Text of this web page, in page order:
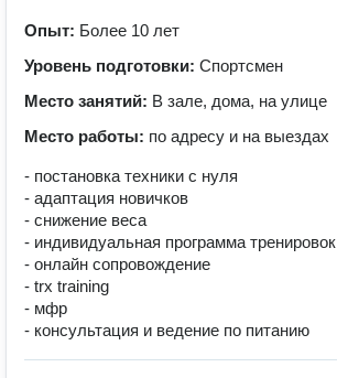
Опыт: Более 10 лет
Уровень подготовки: Спортсмен
Место занятий: В зале, дома, на улице
Место работы: по адресу и на выездах
- постановка техники с нуля
- адаптация новичков
- снижение веса
- индивидуальная программа тренировок
- онлайн сопровождение
- trx training
- мфр
- консультация и ведение по питанию